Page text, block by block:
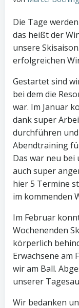
Die Tage
das heißt der
unsere
erfolgreichen
Gestartet sind
bei dem die
war. Im Januar
dank super
durchführen
Abendtraining
Das war neu bei
auch super
hier 5 Termine
im kommenden
Im Februar
Wochenenden
körperlich
Erwachsene am
wir am Ball.
unserer
Wir bedanken